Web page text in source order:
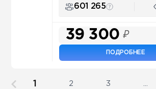
601 265
39 300 ₽
ПОДРОБНЕЕ
1 2 3